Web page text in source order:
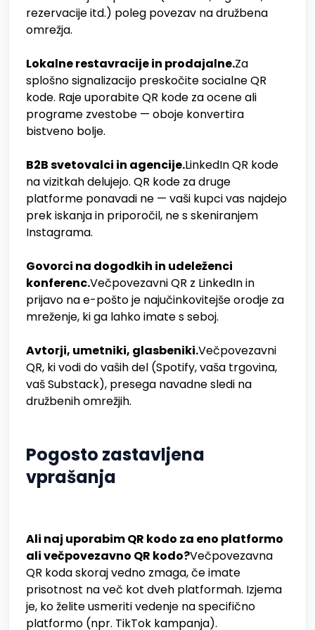
rezervacije itd.) poleg povezav na družbena
omrežja.
Lokalne restavracije in prodajalne.Za
splošno signalizacijo preskočite socialne QR
kode. Raje uporabite QR kode za ocene ali
programe zvestobe — oboje konvertira
bistveno bolje.
B2B svetovalci in agencije.LinkedIn QR kode
na vizitkah delujejo. QR kode za druge
platforme ponavadi ne — vaši kupci vas najdejo
prek iskanja in priporočil, ne s skeniranjem
Instagrama.
Govorci na dogodkih in udeleženci
konferenc.Večpovezavni QR z LinkedIn in
prijavo na e-pošto je najučinkovitejše orodje za
mreženje, ki ga lahko imate s seboj.
Avtorji, umetniki, glasbeniki.Večpovezavni
QR, ki vodi do vaših del (Spotify, vaša trgovina,
vaš Substack), presega navadne sledi na
družbenih omrežjih.
Pogosto zastavljena
vprašanja
Ali naj uporabim QR kodo za eno platformo
ali večpovezavno QR kodo?Večpovezavna
QR koda skoraj vedno zmaga, če imate
prisotnost na več kot dveh platformah. Izjema
je, ko želite usmeriti vedenje na specifično
platformo (npr. TikTok kampanja).